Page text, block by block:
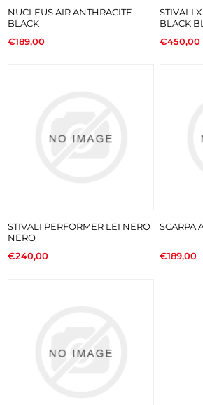
NUCLEUS AIR ANTHRACITE
BLACK
€189,00
STIVALI
BLACK
€450,00
STIVALI PERFORMER LEI NERO
NERO
€240,00
SCARPA
€189,00